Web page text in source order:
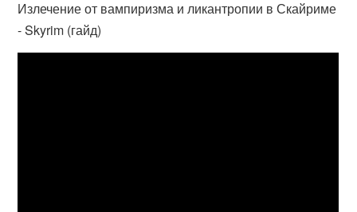
Излечение от вампиризма и ликантропии в Скайриме
- Skyrim (гайд)